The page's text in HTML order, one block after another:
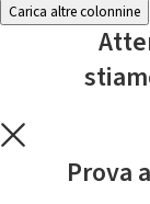
Carica altre colonnine
Prova